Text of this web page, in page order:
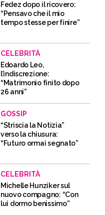
Fedez dopo il ricovero:
“Pensavo che il mio
tempo stesse per finire”
CELEBRITÀ
Edoardo Leo,
l’indiscrezione:
“Matrimonio finito dopo
26 anni”
GOSSIP
“Striscia la Notizia”
verso la chiusura:
“Futuro ormai segnato”
CELEBRITÀ
Michelle Hunziker sul
nuovo compagno: “Con
lui dormo benissimo”